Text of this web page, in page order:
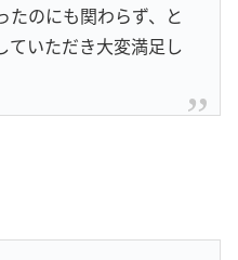
たのにも関わらず、と
ていただき大変満足し